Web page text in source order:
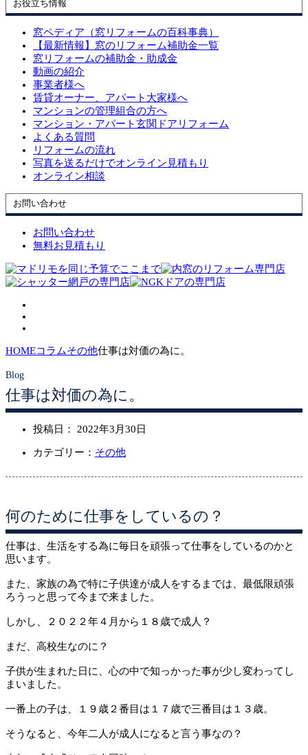
お役立ち情報
窓ペディア（窓リフォームの百科事典）
【最新情報】窓のリフォーム補助金一覧
窓リフォームの補助金・助成金
動画の紹介
事業者様へ
賃貸オーナー、アパート大家様へ
マンションの管理組合の方へ
マンション・アパート玄関ドアリフォーム
よくある質問
リフォームの流れ
写真を送るだけでオンライン見積もり
オンライン相談
お問い合わせ
お問い合わせ
無料お見積もり
HOMEコラムその他仕事は対価の為に。
仕事は対価の為に。
投稿日： 2022年3月30日
カテゴリー： その他
何のために仕事をしているの？
仕事は、生活をする為に毎日を頑張って仕事をしているのかと
思います。
また、家族の為で特に子供達が成人をするまでは、最低限頑張
ろうっと思って今まで来ました。
しかし、２０２２年４月から１８歳で成人？
まだ、高校生なのに？
子供が生まれた日に、心の中で知っかった事が少し変わってし
まいました。
一番上の子は、１９歳２番目は１７歳で三番目は１３歳。
そうなると、今年二人が成人になると言う事なの？